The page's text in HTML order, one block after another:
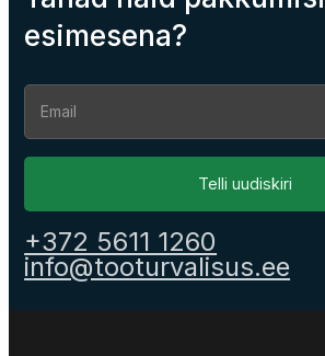
esimesena?
Section
Telli uudiskiri
+372 5611 1260
info@tooturvalisus.ee